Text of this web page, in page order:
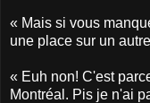
« Mais si vous
une place sur un
« Euh non! C'est
Montréal. Pis je n'ai